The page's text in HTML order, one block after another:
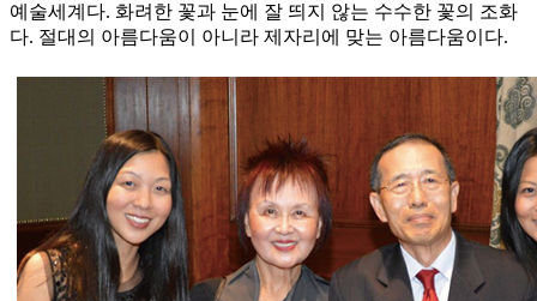
예술세계다. 화려한 꽃과 눈에 잘 띄지 않는 수수한 꽃의 조화
다. 절대의 아름다움이 아니라 제자리에 맞는 아름다움이다.